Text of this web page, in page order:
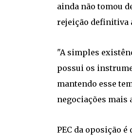
ainda não tomou
rejeição definitiva
"A simples
possui os
mantendo esse
negociações mais
PEC da oposição é